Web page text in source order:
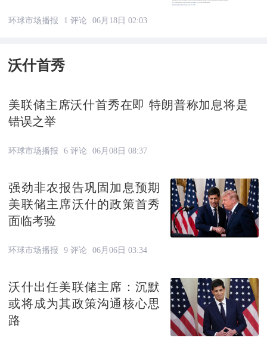
环球市场播报 1 评论 06月18日 02:03
沃什首秀
美联储主席沃什首秀在即 特朗普称加息将是
错误之举
环球市场播报 6 评论 06月08日 08:37
强劲非农报告巩固加息预期
美联储主席沃什的政策首秀
面临考验
环球市场播报 9 评论 06月06日 03:34
沃什出任美联储主席：沉默
或将成为其政策沟通核心思
路